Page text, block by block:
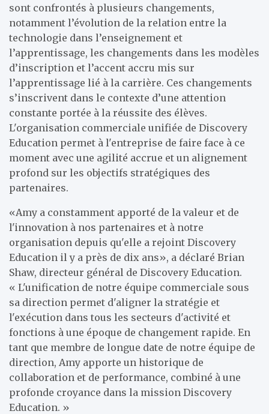
sont confrontés à plusieurs changements,
notamment l’évolution de la relation entre la
technologie dans l’enseignement et
l’apprentissage, les changements dans les modèles
d’inscription et l’accent accru mis sur
l’apprentissage lié à la carrière. Ces changements
s’inscrivent dans le contexte d’une attention
constante portée à la réussite des élèves.
L'organisation commerciale unifiée de Discovery
Education permet à l'entreprise de faire face à ce
moment avec une agilité accrue et un alignement
profond sur les objectifs stratégiques des
partenaires.
«Amy a constamment apporté de la valeur et de
l'innovation à nos partenaires et à notre
organisation depuis qu'elle a rejoint Discovery
Education il y a près de dix ans», a déclaré Brian
Shaw, directeur général de Discovery Education.
« L'unification de notre équipe commerciale sous
sa direction permet d'aligner la stratégie et
l'exécution dans tous les secteurs d'activité et
fonctions à une époque de changement rapide. En
tant que membre de longue date de notre équipe de
direction, Amy apporte un historique de
collaboration et de performance, combiné à une
profonde croyance dans la mission Discovery
Education. »